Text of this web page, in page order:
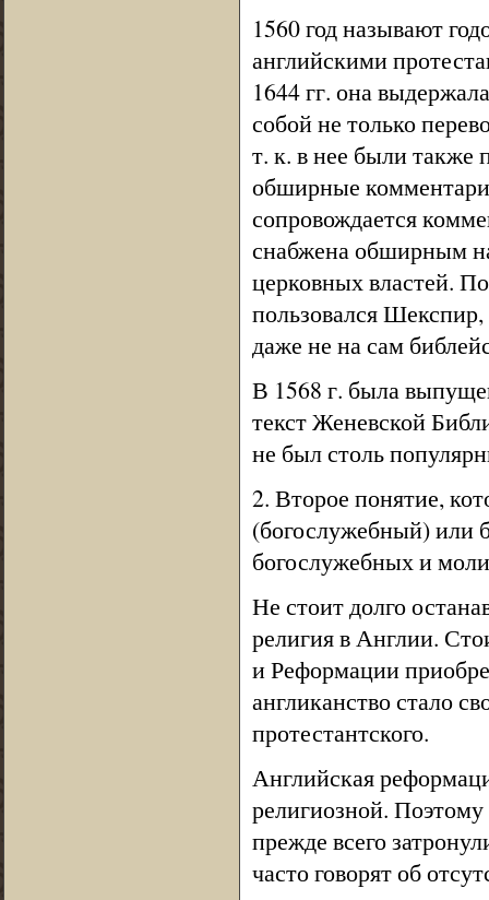
1560 год называют
английскими
1644 гг. она
собой не только
т. к. в нее были
обширные
сопровождается
снабжена обширным
церковных властей.
пользовался
даже не на сам
В 1568 г. была
текст Женевской
не был столь
2. Второе понятие,
(богослужебный) или
богослужебных и
Не стоит долго
религия в Англии.
и Реформации
англиканство стало
протестантского.
Английская
религиозной.
прежде всего
часто говорят об